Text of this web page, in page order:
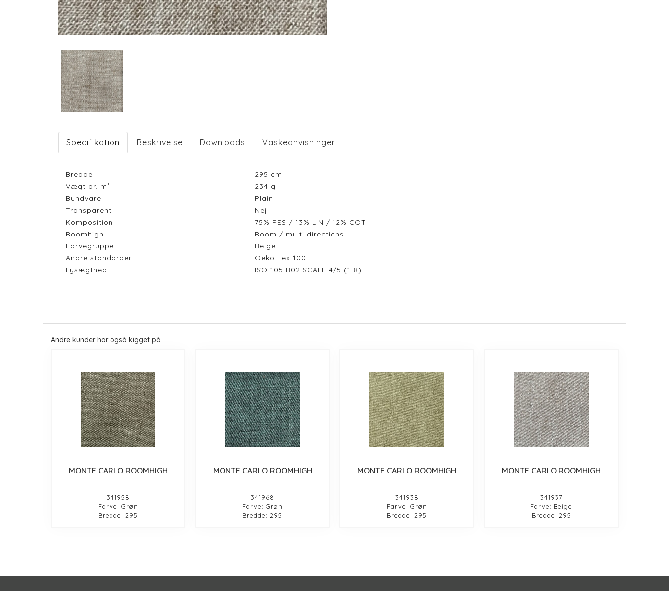
Specifikation Beskrivelse Downloads Vaskeanvisninger
Bredde 295 cm
Vægt pr. m²
234 g
Bundvare
Plain
Transparent
Nej
Komposition
75% PES / 13% LIN / 12% COT
Roomhigh
Room / multi directions
Farvegruppe
Beige
Andre standarder
Oeko-Tex 100
Lysægthed
ISO 105 B02 SCALE 4/5 (1-8)
Andre kunder har også kigget på
MONTE CARLO ROOMHIGH
341958
Farve: Grøn
Bredde: 295
MONTE CARLO ROOMHIGH
341968
Farve: Grøn
Bredde: 295
MONTE CARLO ROOMHIGH
341938
Farve: Grøn
Bredde: 295
MONTE CARLO ROOMHIGH
341937
Farve: Beige
Bredde: 295